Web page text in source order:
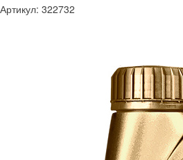
Артикул: 322732